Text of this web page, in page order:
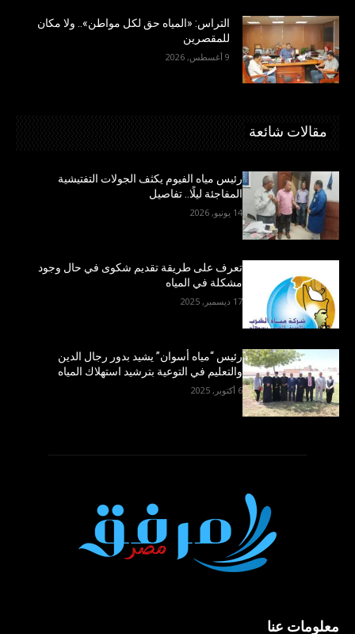
التراس: «المياه حق لكل مواطن».. ولا مكان
للمقصرين
9 أغسطس, 2026
مقالات شائعة
رئيس مياه الفيوم يكثف الجولات التفتيشية
المفاجئة ليلًا.. تفاصيل
14 يونيو, 2026
تعرف على طريقة تقديم شكوى في حال وجود
مشكلة في المياه
17 ديسمبر, 2025
رئيس “مياه أسوان” يشيد بدور رجال الدين
والتعليم في التوعية بترشيد استهلاك المياه
6 أكتوبر, 2025
معلومات عنا